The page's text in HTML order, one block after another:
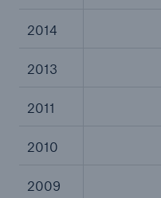
2014
2013
2011
2010
2009
seit 1980 beträgt
71.8%